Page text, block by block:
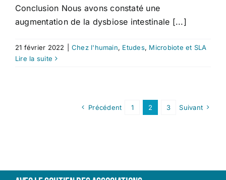
Conclusion Nous avons constaté une
augmentation de la dysbiose intestinale [...]
21 février 2022 Chez l'humain, Etudes, Microbiote et SLA
Lire la suite
Précédent 1 2 3 Suivant